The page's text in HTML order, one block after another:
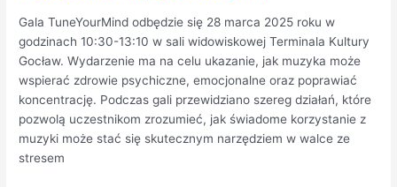
Gala TuneYourMind odbędzie się 28 marca 2025 roku w
godzinach 10:30-13:10 w sali widowiskowej Terminala Kultury
Gocław. Wydarzenie ma na celu ukazanie, jak muzyka może
wspierać zdrowie psychiczne, emocjonalne oraz poprawiać
koncentrację. Podczas gali przewidziano szereg działań, które
pozwolą uczestnikom zrozumieć, jak świadome korzystanie z
muzyki może stać się skutecznym narzędziem w walce ze
stresem